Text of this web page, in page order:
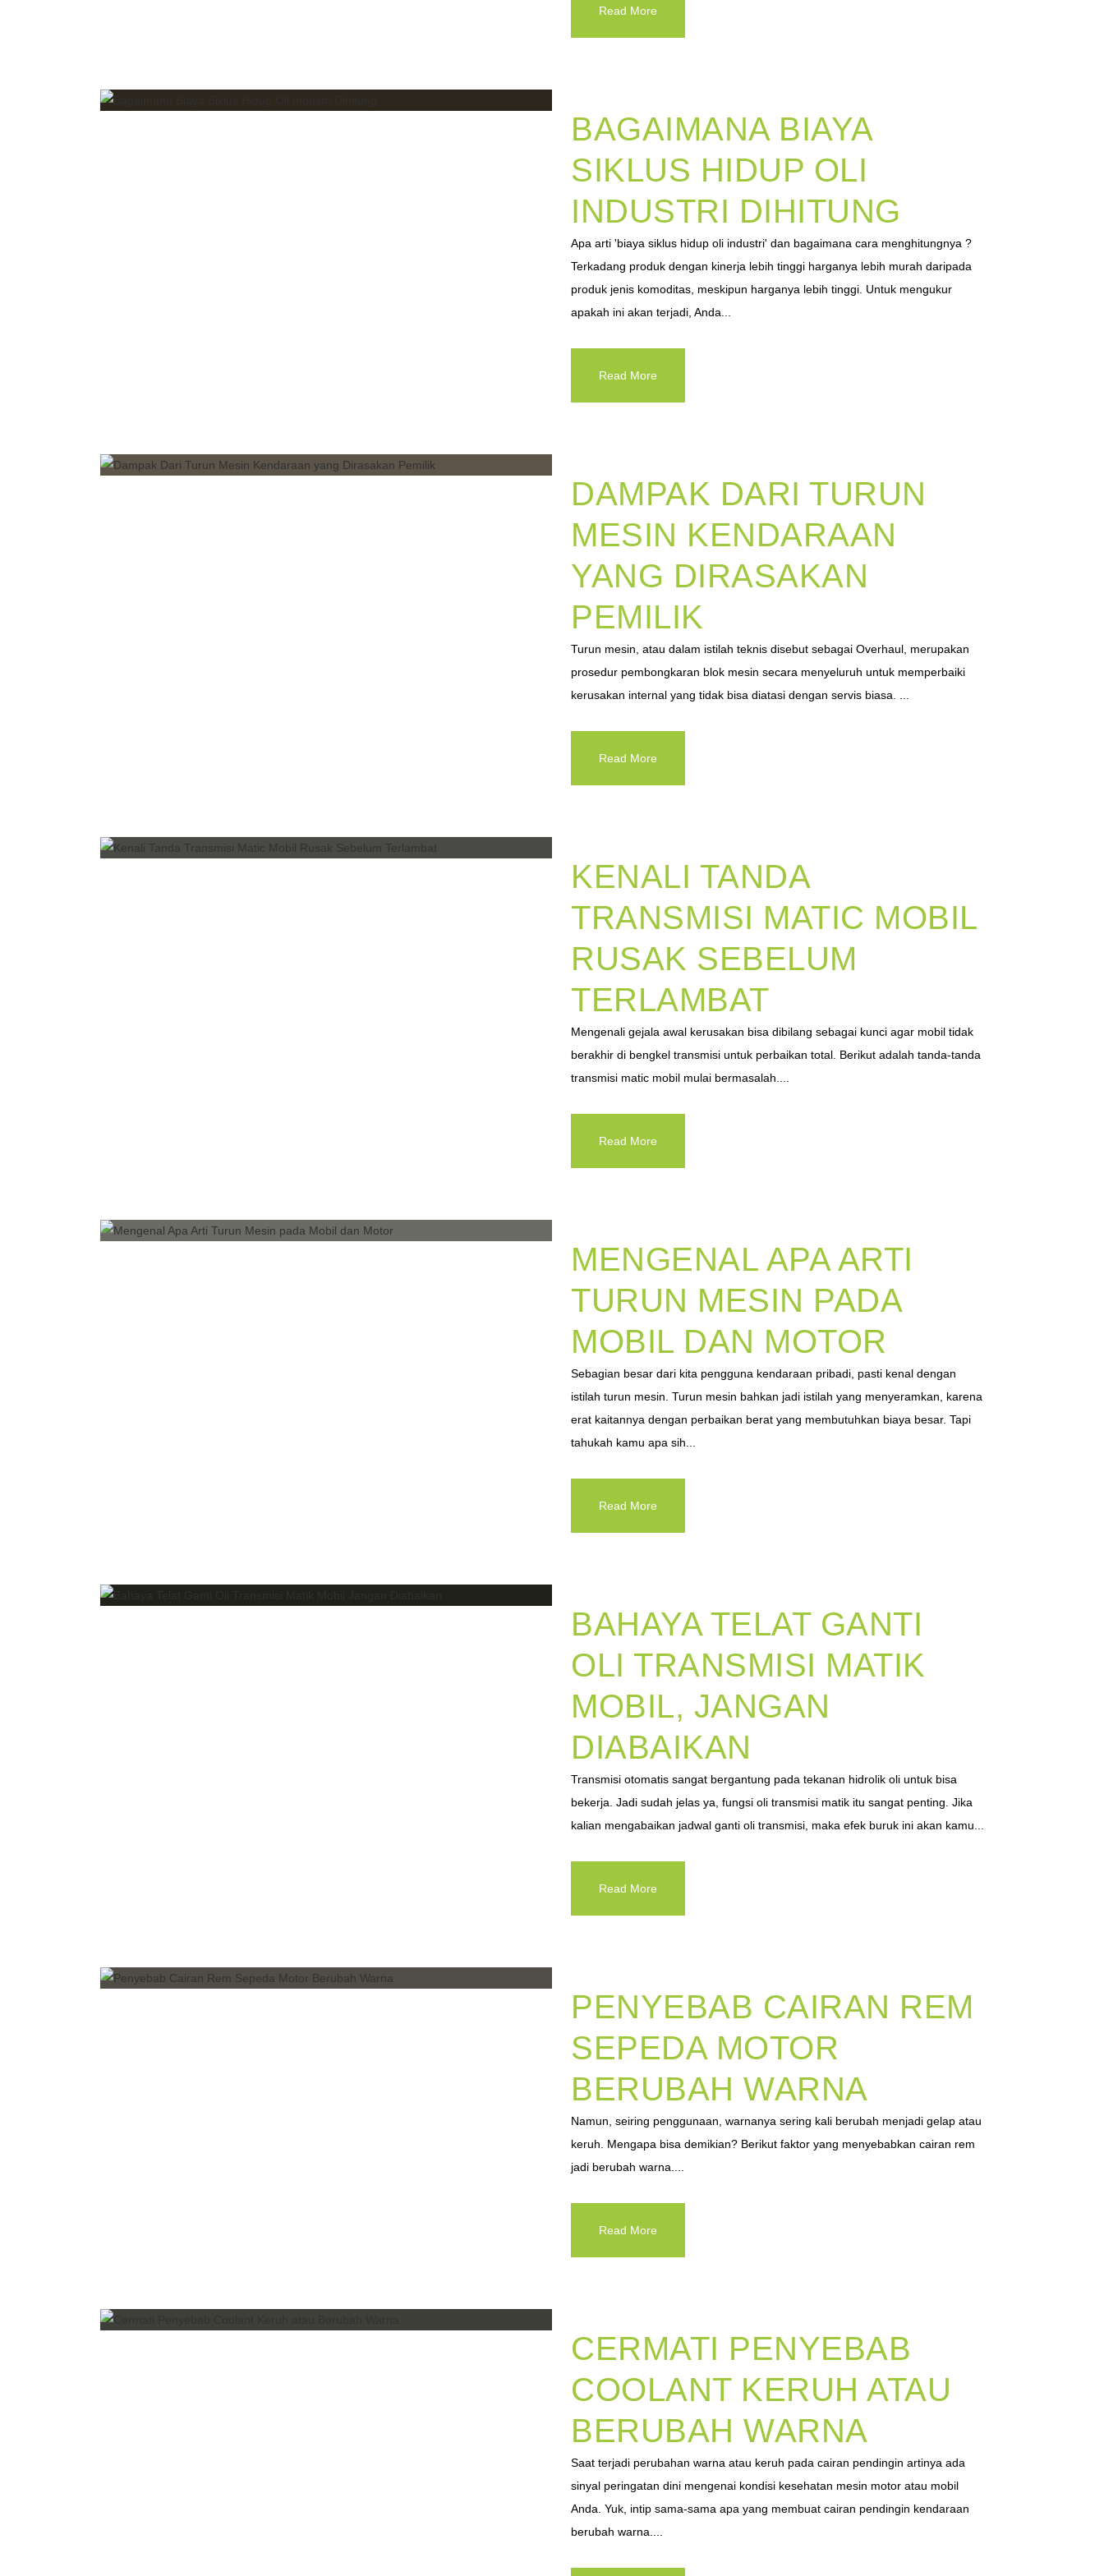
Read More
BAGAIMANA BIAYA
SIKLUS HIDUP OLI
INDUSTRI DIHITUNG
Apa arti 'biaya siklus hidup oli industri' dan bagaimana cara menghitungnya ?
Terkadang produk dengan kinerja lebih tinggi harganya lebih murah daripada
produk jenis komoditas, meskipun harganya lebih tinggi. Untuk mengukur
apakah ini akan terjadi, Anda...
Read More
DAMPAK DARI TURUN
MESIN KENDARAAN
YANG DIRASAKAN
PEMILIK
Turun mesin, atau dalam istilah teknis disebut sebagai Overhaul, merupakan
prosedur pembongkaran blok mesin secara menyeluruh untuk memperbaiki
kerusakan internal yang tidak bisa diatasi dengan servis biasa. ...
Read More
KENALI TANDA
TRANSMISI MATIC MOBIL
RUSAK SEBELUM
TERLAMBAT
Mengenali gejala awal kerusakan bisa dibilang sebagai kunci agar mobil tidak
berakhir di bengkel transmisi untuk perbaikan total. Berikut adalah tanda-tanda
transmisi matic mobil mulai bermasalah....
Read More
MENGENAL APA ARTI
TURUN MESIN PADA
MOBIL DAN MOTOR
Sebagian besar dari kita pengguna kendaraan pribadi, pasti kenal dengan
istilah turun mesin. Turun mesin bahkan jadi istilah yang menyeramkan, karena
erat kaitannya dengan perbaikan berat yang membutuhkan biaya besar. Tapi
tahukah kamu apa sih...
Read More
BAHAYA TELAT GANTI
OLI TRANSMISI MATIK
MOBIL, JANGAN
DIABAIKAN
Transmisi otomatis sangat bergantung pada tekanan hidrolik oli untuk bisa
bekerja. Jadi sudah jelas ya, fungsi oli transmisi matik itu sangat penting. Jika
kalian mengabaikan jadwal ganti oli transmisi, maka efek buruk ini akan kamu...
Read More
PENYEBAB CAIRAN REM
SEPEDA MOTOR
BERUBAH WARNA
Namun, seiring penggunaan, warnanya sering kali berubah menjadi gelap atau
keruh. Mengapa bisa demikian? Berikut faktor yang menyebabkan cairan rem
jadi berubah warna....
Read More
CERMATI PENYEBAB
COOLANT KERUH ATAU
BERUBAH WARNA
Saat terjadi perubahan warna atau keruh pada cairan pendingin artinya ada
sinyal peringatan dini mengenai kondisi kesehatan mesin motor atau mobil
Anda. Yuk, intip sama-sama apa yang membuat cairan pendingin kendaraan
berubah warna....